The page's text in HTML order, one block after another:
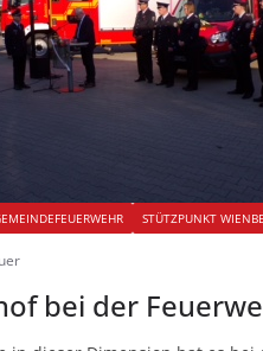
STÜTZPUNKT
bei der